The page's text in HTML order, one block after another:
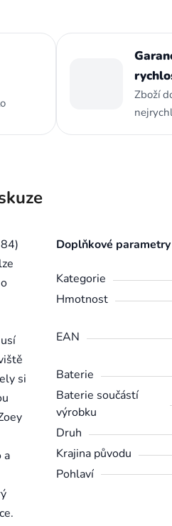
Zboží
si
a
Doplňkové parametry
Kategorie
Hmotnost
EAN
Baterie
Baterie součástí
výrobku
Druh
Krajina původu
Pohlaví